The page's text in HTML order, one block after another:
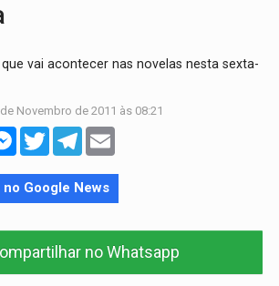
que vai acontecer nas novelas nesta sexta-
Novembro de 2011 às 08:21
Messenger
TwitterTelegram
Google News
no Whatsapp